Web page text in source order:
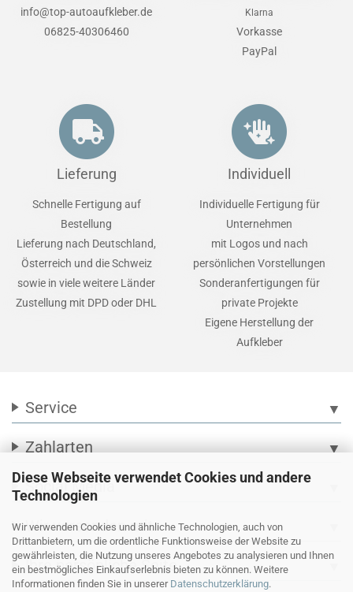
Diese Webseite verwendet Cookies und andere
Technologien
Wir verwenden Cookies und ähnliche Technologien, auch von
Drittanbietern, um die ordentliche Funktionsweise der Website zu
gewährleisten, die Nutzung unseres Angebotes zu analysieren und Ihnen
ein bestmögliches Einkaufserlebnis bieten zu können. Weitere
Informationen finden Sie in unserer Datenschutzerklärung.
info@top-autoaufkleber.de
06825-40306460
Klarna
Vorkasse
PayPal
Lieferung
Schnelle Fertigung auf
Bestellung
Lieferung nach Deutschland,
Österreich und die Schweiz
sowie in viele weitere Länder
Zustellung mit DPD oder DHL
Individuell
Individuelle Fertigung für
Unternehmen
mit Logos und nach
persönlichen Vorstellungen
Sonderanfertigungen für
private Projekte
Eigene Herstellung der
Aufkleber
Service ▼
Zahlarten ▼
Social Media
Wir versenden mit
Ihre persönliche Seite